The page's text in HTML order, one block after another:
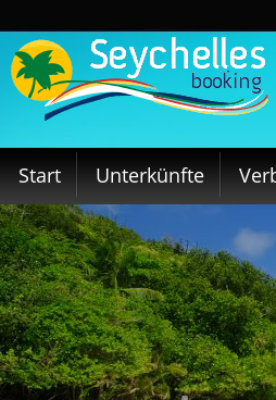
Start Unterkünfte